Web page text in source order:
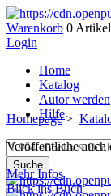
Warenkorb 0
Login
Home
Katalog
Autor werden
Hilfe
Suche
Homepage>
Veröffentliche auch
Mehr Infos
Blick ins Buch